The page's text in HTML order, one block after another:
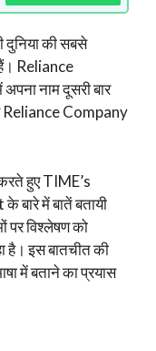
दुनिया की सबसे
हैं। Reliance
नाम दूसरी बार
Reliance Company
हुए TIME’s
में बातें बतायी
पर विश्लेषण को
है। इस बातचीत की
में बताने का प्रयास